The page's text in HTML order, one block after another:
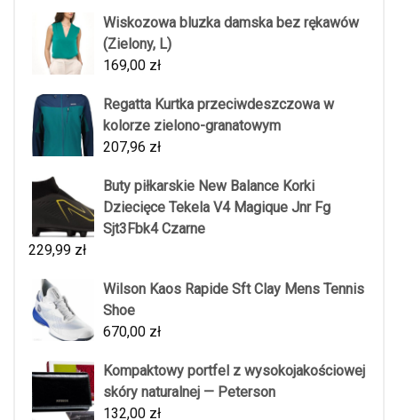
Wiskozowa bluzka damska bez rękawów
(Zielony, L)
169,00 zł
Regatta Kurtka przeciwdeszczowa w
kolorze zielono-granatowym
207,96 zł
Buty piłkarskie New Balance Korki
Dziecięce Tekela V4 Magique Jnr Fg
Sjt3Fbk4 Czarne
229,99 zł
Wilson Kaos Rapide Sft Clay Mens Tennis
Shoe
670,00 zł
Kompaktowy portfel z wysokojakościowej
skóry naturalnej — Peterson
132,00 zł